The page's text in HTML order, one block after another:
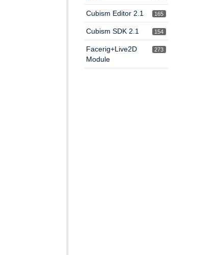
165
Cubism Editor 2.1
154
Cubism SDK 2.1
273
Facerig+Live2D
Module